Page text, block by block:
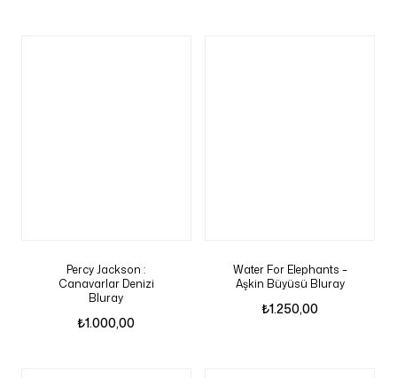
Percy Jackson :
Canavarlar Denizi
Bluray
₺1.000,00
Water For Elephants –
Aşkin Büyüsü Bluray
₺1.250,00